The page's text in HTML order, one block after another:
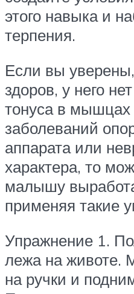
этого навыка и
терпения.
Если вы
здоров, у него
тонуса в мышцах
заболеваний
аппарата или
характера, то
малышу
применяя такие
Упражнение 1.
лежа на животе.
на ручки и